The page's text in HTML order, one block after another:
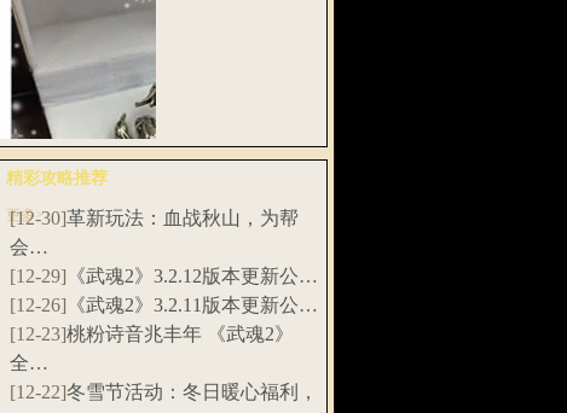
《武魂》“千刀
破”资料片新…
爆料！《武魂2》
联赛特制实…
精彩攻略推荐
更多>>
[12-30]革新玩法：血战秋山，为帮
会…
[12-29] 《武魂2》3.2.12版本更新公…
[12-26] 《武魂2》3.2.11版本更新公…
[12-23]桃粉诗音兆丰年 《武魂2》
全…
[12-22]冬雪节活动：冬日暖心福利，